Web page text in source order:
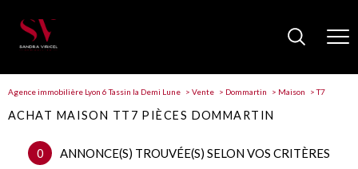
Agence immobilière Lyon 6 Tassin la Demi Lune Vente Dommartin Maison T7
ACHAT MAISON TT7 PIÈCES DOMMARTIN
0 ANNONCE(S) TROUVÉE(S) SELON VOS CRITÈRES